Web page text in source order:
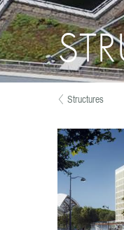
Structures